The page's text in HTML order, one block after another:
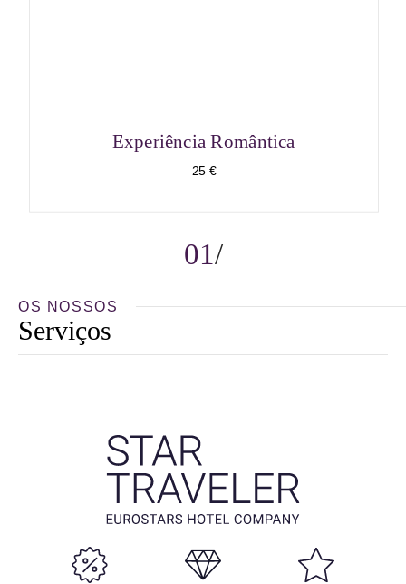
01
Experiência Romântica
25 €
OS NOSSOS
Serviços